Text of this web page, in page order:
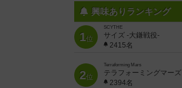
興味ありランキング
1位
SCYTHE
サイズ -大鎌戦役-
2415名
2位
Terraforming Mars
テラフォーミングマーズ
2394名